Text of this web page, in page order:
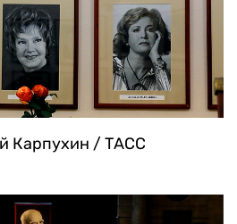
Карпухин / ТАСС